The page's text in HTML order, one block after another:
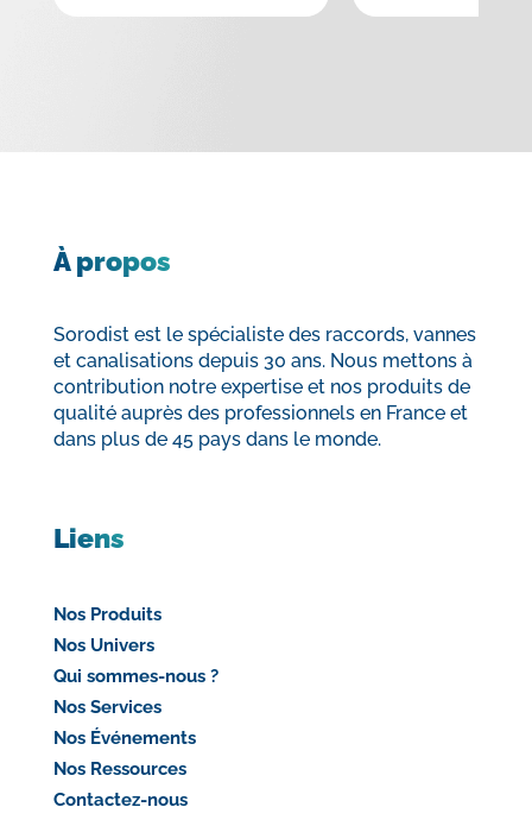
À propos
Sorodist est le spécialiste des raccords, vannes
et canalisations depuis 30 ans. Nous mettons à
contribution notre expertise et nos produits de
qualité auprès des professionnels en France et
dans plus de 45 pays dans le monde.
Liens
Nos Produits
Nos Univers
Qui sommes-nous ?
Nos Services
Nos Événements
Nos Ressources
Contactez-nous